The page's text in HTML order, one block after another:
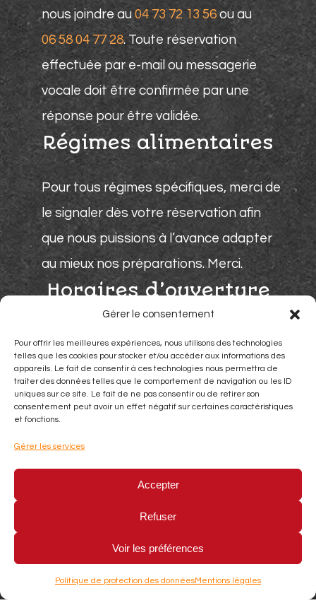
Gérer le consentement
Pour offrir les meilleures expériences, nous utilisons des technologies
telles que les cookies pour stocker et/ou accéder aux informations des
appareils. Le fait de consentir à ces technologies nous permettra de
traiter des données telles que le comportement de navigation ou les ID
uniques sur ce site. Le fait de ne pas consentir ou de retirer son
consentement peut avoir un effet négatif sur certaines caractéristiques
et fonctions.
Gérer les services
Accepter
Refuser
Voir les préférences
Politique de protection des donnéesMentions légales
nous joindre au 04 73 72 13 56ou au
06 58 04 77 28. Toute réservation
effectuée par e-mail ou messagerie
vocale doit être confirmée par une
réponse pour être validée.
Régimes alimentaires
Pour tous régimes spécifiques, merci de
le signaler dès votre réservation afin
que nous puissions à l’avance adapter
au mieux nos préparations. Merci.
Horaires d’ouverture
15h. Fermé le samedi et les soirs.
Moyens de paiement
Chez Marthe©2026–Mentions Légales–